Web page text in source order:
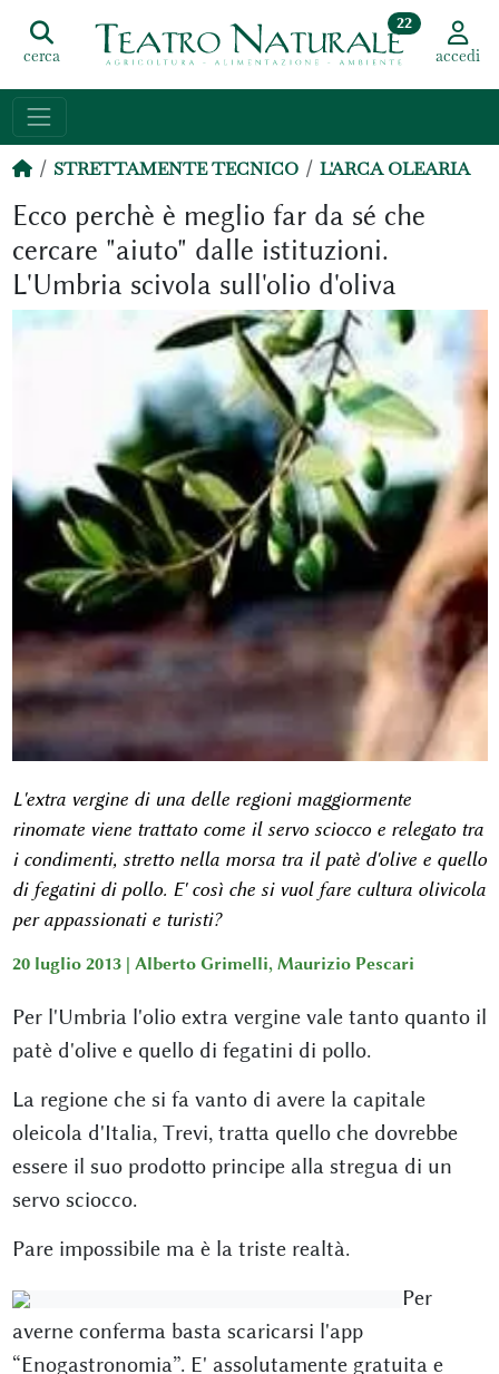
cerca
22
accedi
STRETTAMENTE TECNICO L'ARCA OLEARIA
Ecco perchè è meglio far da sé che
cercare "aiuto" dalle istituzioni.
L'Umbria scivola sull'olio d'oliva
L'extra vergine di una delle regioni maggiormente
rinomate viene trattato come il servo sciocco e relegato tra
i condimenti, stretto nella morsa tra il patè d'olive e quello
di fegatini di pollo. E' così che si vuol fare cultura olivicola
per appassionati e turisti?
20 luglio 2013 | Alberto Grimelli, Maurizio Pescari
Per l'Umbria l'olio extra vergine vale tanto quanto il
patè d'olive e quello di fegatini di pollo.
La regione che si fa vanto di avere la capitale
oleicola d'Italia, Trevi, tratta quello che dovrebbe
essere il suo prodotto principe alla stregua di un
servo sciocco.
Pare impossibile ma è la triste realtà.
Per
averne conferma basta scaricarsi l'app
“Enogastronomia”. E' assolutamente gratuita e